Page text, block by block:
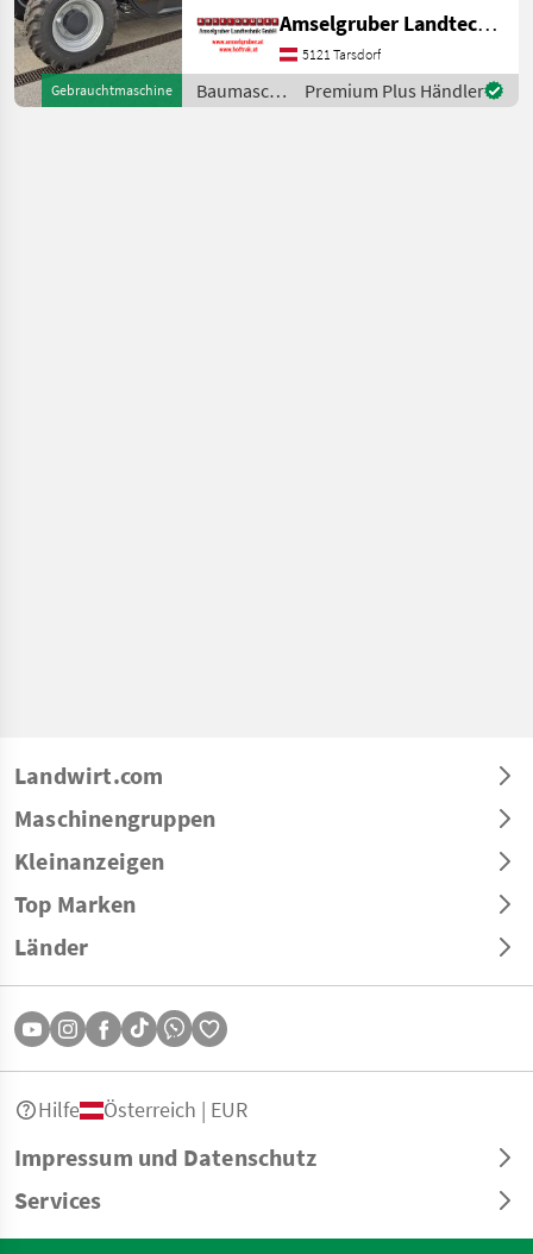
Gebrauchtmaschine
Hydrostatgetriebe, hydr.
Werkzeugverriegelung,
Heizung, Sitzfederung,
Steuergerät dw, Sperrdiff. v
Amselgruber Landtechnik GmbH
5121 Tarsdorf
Baumaschinen
/ Dieci
Premium Plus Händler
Landwirt.com
Maschinengruppen
Kleinanzeigen
Top Marken
Länder
Impressum und Datenschutz
Services
Hilfe Österreich | EUR